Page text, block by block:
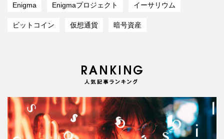
Enigma Enigmaプロジェクト イーサリウム
ビットコイン 仮想通貨 暗号資産